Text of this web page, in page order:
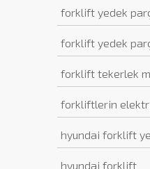
forklift yedek
forklift yedek
forklift tekerlek
forkliftlerin
hyundai forklift
hyundai forklift